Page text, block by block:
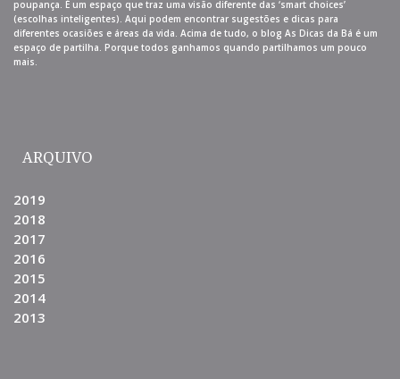
poupança. É um espaço que traz uma visão diferente das ‘smart choices’
(escolhas inteligentes). Aqui podem encontrar sugestões e dicas para
diferentes ocasiões e áreas da vida. Acima de tudo, o blog As Dicas da Bá é um
espaço de partilha. Porque todos ganhamos quando partilhamos um pouco
mais.
ARQUIVO
2019
2018
2017
2016
2015
2014
2013